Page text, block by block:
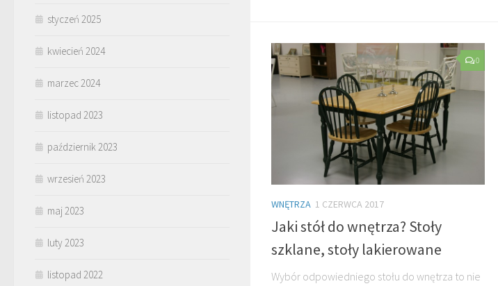
0
WNĘTRZA 1 CZERWCA 2017
Jaki stół do wnętrza? Stoły
szklane, stoły lakierowane
Wybór odpowiedniego stołu do wnętrza to nie
styczeń 2025
kwiecień 2024
marzec 2024
listopad 2023
październik 2023
wrzesień 2023
maj 2023
luty 2023
listopad 2022